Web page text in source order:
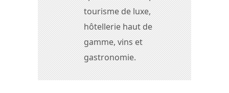
tourisme de luxe,
hôtellerie haut de
gamme, vins et
gastronomie.